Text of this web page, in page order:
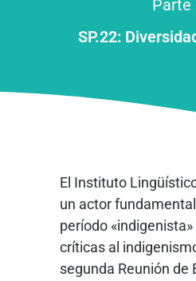
Parte
SP.22:
El Instituto
un actor
período
críticas al
segunda Reunión